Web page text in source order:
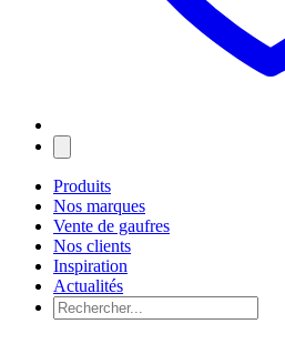
Produits
Nos marques
Vente de gaufres
Nos clients
Inspiration
Actualités